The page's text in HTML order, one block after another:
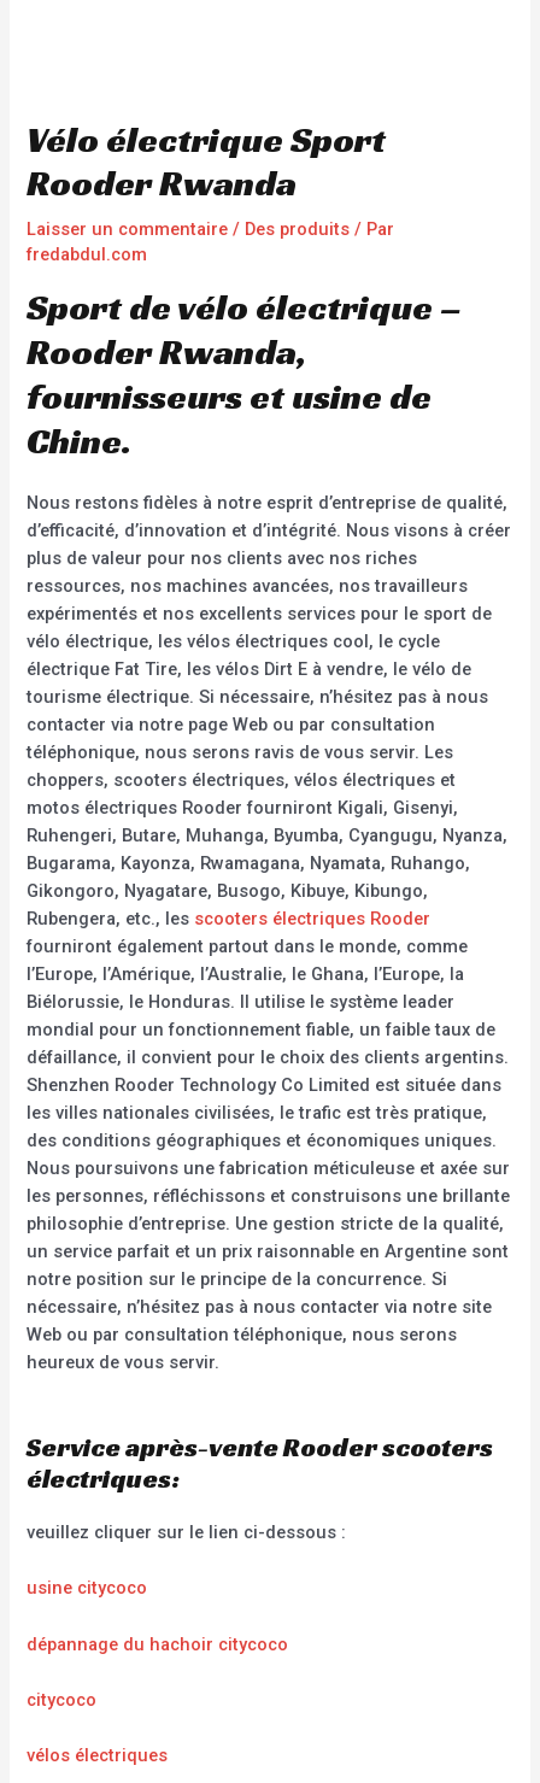
Vélo électrique Sport
Rooder Rwanda
Laisser un commentaire / Des produits / Par
fredabdul.com
Sport de vélo électrique –
Rooder Rwanda,
fournisseurs et usine de
Chine.
Nous restons fidèles à notre esprit d’entreprise de qualité,
d’efficacité, d’innovation et d’intégrité. Nous visons à créer
plus de valeur pour nos clients avec nos riches
ressources, nos machines avancées, nos travailleurs
expérimentés et nos excellents services pour le sport de
vélo électrique, les vélos électriques cool, le cycle
électrique Fat Tire, les vélos Dirt E à vendre, le vélo de
tourisme électrique. Si nécessaire, n’hésitez pas à nous
contacter via notre page Web ou par consultation
téléphonique, nous serons ravis de vous servir. Les
choppers, scooters électriques, vélos électriques et
motos électriques Rooder fourniront Kigali, Gisenyi,
Ruhengeri, Butare, Muhanga, Byumba, Cyangugu, Nyanza,
Bugarama, Kayonza, Rwamagana, Nyamata, Ruhango,
Gikongoro, Nyagatare, Busogo, Kibuye, Kibungo,
Rubengera, etc., les scooters électriques Rooder
fourniront également partout dans le monde, comme
l’Europe, l’Amérique, l’Australie, le Ghana, l’Europe, la
Biélorussie, le Honduras. Il utilise le système leader
mondial pour un fonctionnement fiable, un faible taux de
défaillance, il convient pour le choix des clients argentins.
Shenzhen Rooder Technology Co Limited est située dans
les villes nationales civilisées, le trafic est très pratique,
des conditions géographiques et économiques uniques.
Nous poursuivons une fabrication méticuleuse et axée sur
les personnes, réfléchissons et construisons une brillante
philosophie d’entreprise. Une gestion stricte de la qualité,
un service parfait et un prix raisonnable en Argentine sont
notre position sur le principe de la concurrence. Si
nécessaire, n’hésitez pas à nous contacter via notre site
Web ou par consultation téléphonique, nous serons
heureux de vous servir.
Service après-vente Rooder scooters
électriques:
veuillez cliquer sur le lien ci-dessous :
usine citycoco
dépannage du hachoir citycoco
citycoco
vélos électriques